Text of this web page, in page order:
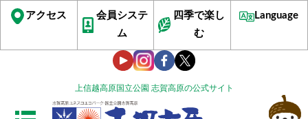
上信越高原国立公園 志賀高原の公式サイト
アクセス
会員システ
ム
四季で楽し
む
Language